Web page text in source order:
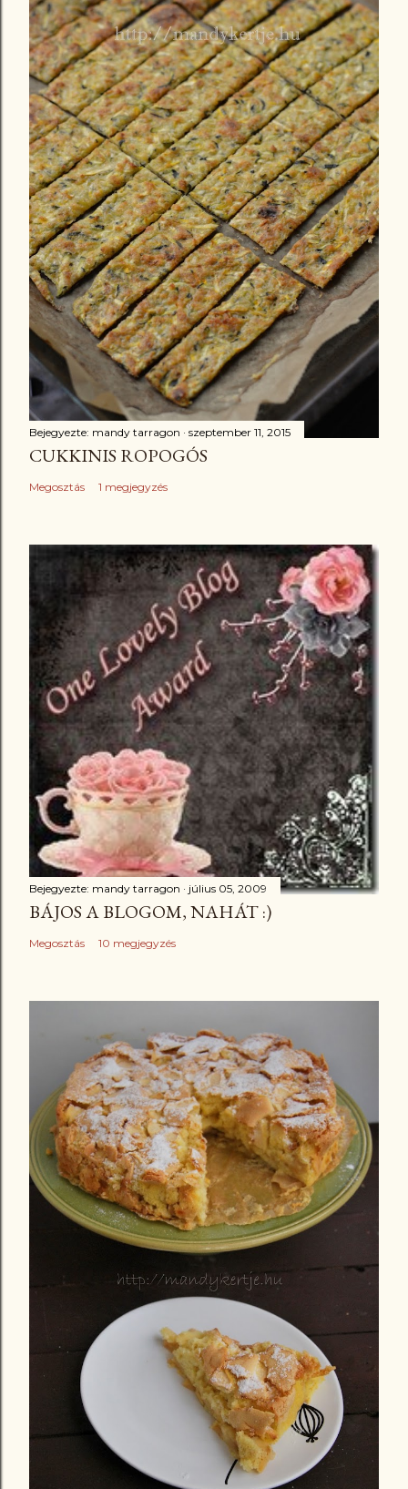
Bejegyezte: mandy tarragon szeptember 11, 2015
CUKKINIS ROPOGÓS
Megosztás 1 megjegyzés
Bejegyezte: mandy tarragon július 05, 2009
BÁJOS A BLOGOM, NAHÁT :)
Megosztás 10 megjegyzés